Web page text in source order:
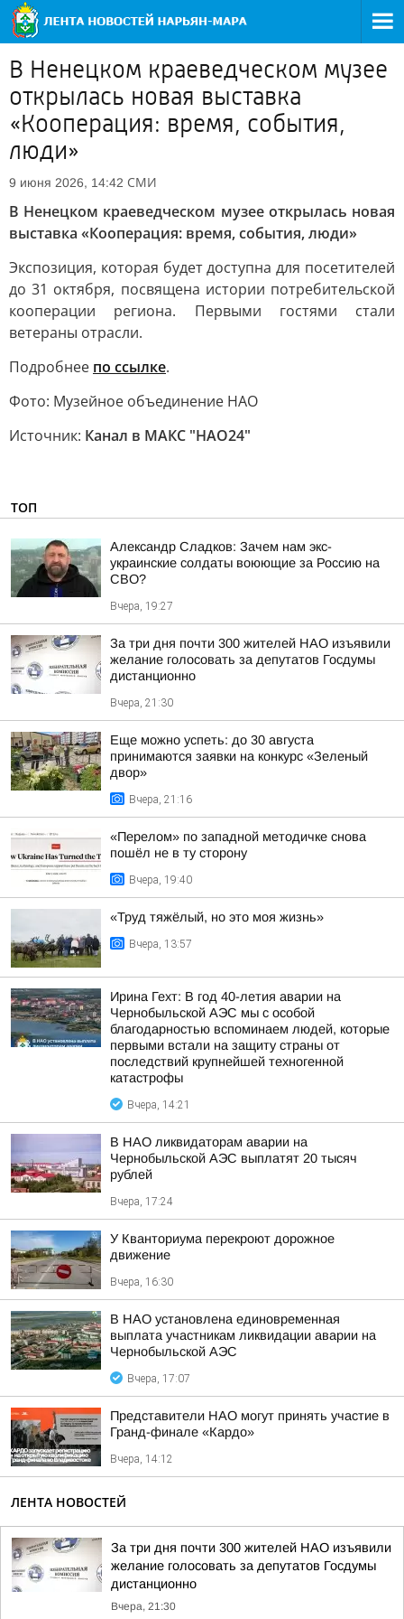
В Ненецком краеведческом музее
открылась новая выставка
«Кооперация: время, события,
люди»
9 июня 2026, 14:42 СМИ
В Ненецком краеведческом музее открылась новая
выставка «Кооперация: время, события, люди»
Экспозиция, которая будет доступна для посетителей
до 31 октября, посвящена истории потребительской
кооперации региона. Первыми гостями стали
ветераны отрасли.
Подробнее по ссылке.
Фото: Музейное объединение НАО
Источник: Канал в МАКС "НАО24"
ТОП
Александр Сладков: Зачем нам экс-
украинские солдаты воюющие за Россию на
СВО?
Вчера, 19:27
За три дня почти 300 жителей НАО изъявили
желание голосовать за депутатов Госдумы
дистанционно
Вчера, 21:30
Еще можно успеть: до 30 августа
принимаются заявки на конкурс «Зеленый
двор»
Вчера, 21:16
«Перелом» по западной методичке снова
пошёл не в ту сторону
Вчера, 19:40
«Труд тяжёлый, но это моя жизнь»
Вчера, 13:57
Ирина Гехт: В год 40-летия аварии на
Чернобыльской АЭС мы с особой
благодарностью вспоминаем людей, которые
первыми встали на защиту страны от
последствий крупнейшей техногенной
катастрофы
Вчера, 14:21
В НАО ликвидаторам аварии на
Чернобыльской АЭС выплатят 20 тысяч
рублей
Вчера, 17:24
У Кванториума перекроют дорожное
движение
Вчера, 16:30
В НАО установлена единовременная
выплата участникам ликвидации аварии на
Чернобыльской АЭС
Вчера, 17:07
Представители НАО могут принять участие в
Гранд-финале «Кардо»
Вчера, 14:12
ЛЕНТА НОВОСТЕЙ
За три дня почти 300 жителей НАО изъявили
желание голосовать за депутатов Госдумы
дистанционно
Вчера, 21:30